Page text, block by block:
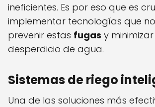
ineficientes. Es por eso que es
implementar tecnologías que
prevenir estas fugas y minimizar
desperdicio de agua.
Sistemas de riego
Una de las soluciones más